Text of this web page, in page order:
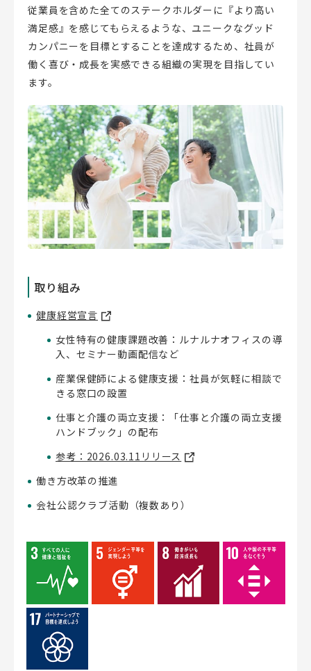
従業員を含めた全てのステークホルダーに『より高い
満足感』を感じてもらえるような、ユニークなグッド
カンパニーを目標とすることを達成するため、社員が
働く喜び・成長を実感できる組織の実現を目指してい
ます。
取り組み
健康経営宣言
女性特有の健康課題改善：ルナルナオフィスの導
入、セミナー動画配信など
産業保健師による健康支援：社員が気軽に相談で
きる窓口の設置
仕事と介護の両立支援：「仕事と介護の両立支援
ハンドブック」の配布
参考：2026.03.11リリース
働き方改革の推進
会社公認クラブ活動（複数あり）